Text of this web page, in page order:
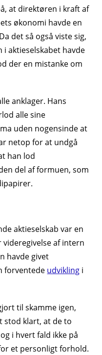
at direktøren i kraft af
økonomi havde en
det så også viste sig,
aktieselskabet havde
der en mistanke om
anklager. Hans
alle sine
uden nogensinde at
netop for at undgå
han lod
del af formuen, som
aktieselskab var en
af intern
havde givet
forventede udvikling i
til skamme igen,
klart, at de to
i hvert fald ikke på
et personligt forhold.